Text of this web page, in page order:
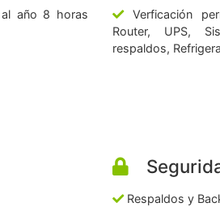
año 8 horas
Verficación
Router, UPS,
respaldos,
Respaldos y